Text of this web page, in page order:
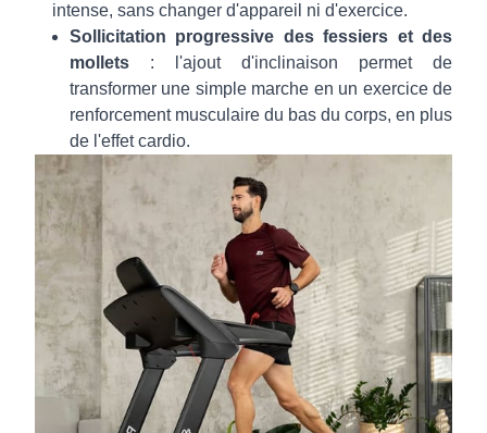
intense, sans changer d'appareil ni d'exercice.
Sollicitation progressive des fessiers et des
mollets : l'ajout d'inclinaison permet de
transformer une simple marche en un exercice de
renforcement musculaire du bas du corps, en plus
de l'effet cardio.